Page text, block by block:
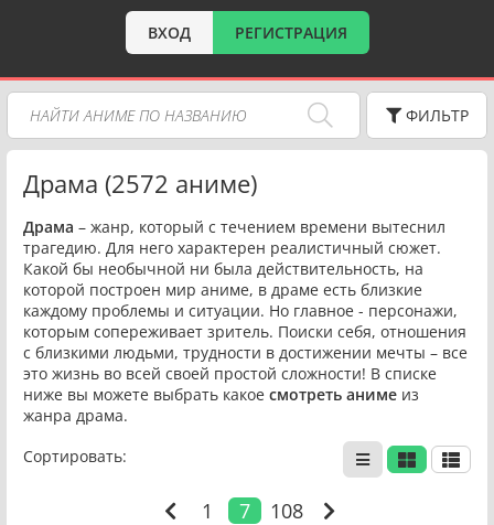
ВХОД РЕГИСТРАЦИЯ
ФИЛЬТР
Драма (2572 аниме)
Драма – жанр, который с течением времени вытеснил
трагедию. Для него характерен реалистичный сюжет.
Какой бы необычной ни была действительность, на
которой построен мир аниме, в драме есть близкие
каждому проблемы и ситуации. Но главное - персонажи,
которым сопереживает зритель. Поиски себя, отношения
с близкими людьми, трудности в достижении мечты – все
это жизнь во всей своей простой сложности! В списке
ниже вы можете выбрать какое смотреть аниме из
жанра драма.
Сортировать:
1 7 108